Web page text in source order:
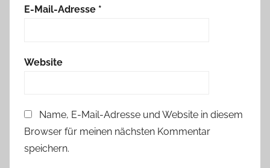
E-Mail-Adresse *
Website
Name, E-Mail-Adresse und Website in diesem
Browser für meinen nächsten Kommentar
speichern.